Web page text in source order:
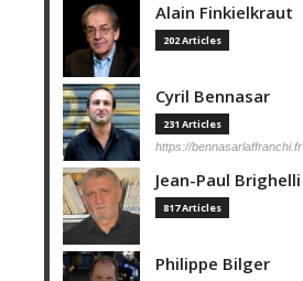
Alain Finkielkraut
202 Articles
Cyril Bennasar
231 Articles
https://bennasarlaffranchi.fr
Jean-Paul Brighelli
817 Articles
Philippe Bilger